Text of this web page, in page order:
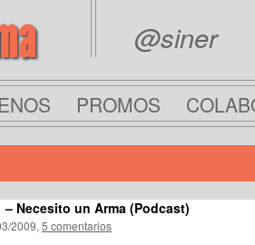
@siner
PROMOS
– Necesito un Arma (Podcast)
2009, 5 comentarios